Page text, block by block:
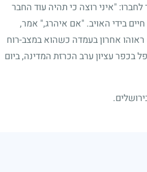
"איני רוצה כי תהיה עוד החבר
חיים בידי האויב. "אם איהרג," אמר,
ראוהו אחרון בעמדה כשהוא במצב-רוח
בכפר עציון ערב הכרזת המדינה, ביום